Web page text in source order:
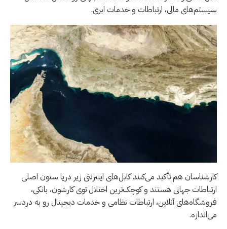
سیستم‌های مالی، ارتباطات و خدمات ابری.
کارشناسان هم تأکید می‌کنند کابل‌های اینترنتی زیر دریا ستون اصلی
ارتباطات جهانی هستند و کوچک‌ترین اختلال توی کارشون، بانکی،
فروشگاه‌های آنلاین، ارتباطات نظامی و خدمات دیجیتال رو به دردسر
می‌اندازه.